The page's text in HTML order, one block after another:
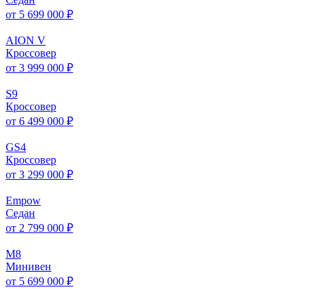
от 5 699 000 ₽
AION V
Кроссовер
от 3 999 000 ₽
S9
Кроссовер
от 6 499 000 ₽
GS4
Кроссовер
от 3 299 000 ₽
Empow
Седан
от 2 799 000 ₽
M8
Минивен
от 5 699 000 ₽